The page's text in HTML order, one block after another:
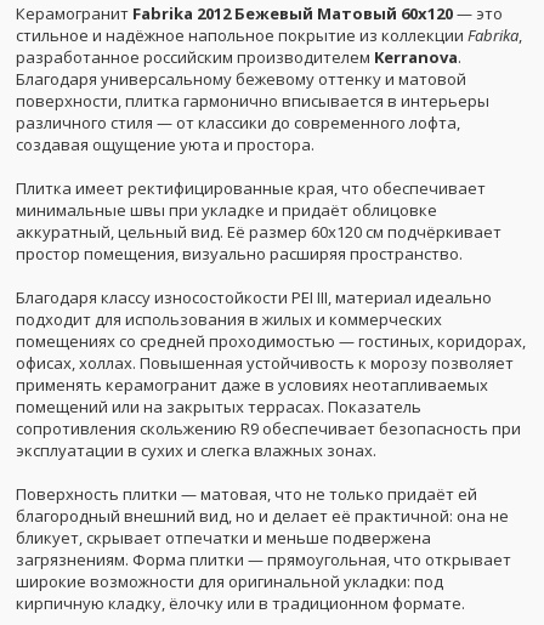
Керамогранит Fabrika 2012 Бежевый Матовый 60х120— это
стильное и надёжное напольное покрытие из коллекции Fabrika
разработанное российским производителем Kerranova.
Благодаря универсальному бежевому оттенку и матовой
поверхности, плитка гармонично вписывается в интерьеры
различного стиля — от классики до современного лофта,
создавая ощущение уюта и простора.
Плитка имеет ректифицированные края, что обеспечивает
минимальные швы при укладке и придаёт облицовке
аккуратный, цельный вид. Её размер 60x120 см подчёркивает
простор помещения, визуально расширяя пространство.
Благодаря классу износостойкости PEI III, материал идеально
подходит для использования в жилых и коммерческих
помещениях со средней проходимостью — гостиных, коридорах,
офисах, холлах. Повышенная устойчивость к морозу позволяет
применять керамогранит даже в условиях неотапливаемых
помещений или на закрытых террасах. Показатель
сопротивления скольжению R9 обеспечивает безопасность при
эксплуатации в сухих и слегка влажных зонах.
Поверхность плитки — матовая, что не только придаёт ей
благородный внешний вид, но и делает её практичной: она не
бликует, скрывает отпечатки и меньше подвержена
загрязнениям. Форма плитки — прямоугольная, что открывает
широкие возможности для оригинальной укладки: под
кирпичную кладку, ёлочку или в традиционном формате.